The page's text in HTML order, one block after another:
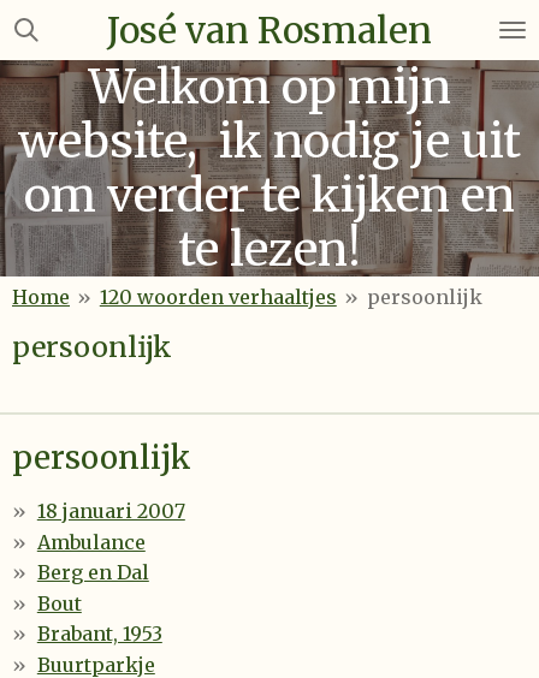
Ga
naar
de
hoofdinhoud
José van Rosmalen
Welkom op mijn
website, ik nodig je uit
om verder te kijken en
te lezen!
Home » 120 woorden verhaaltjes » persoonlijk
persoonlijk
persoonlijk
18 januari 2007
Ambulance
Berg en Dal
Bout
Brabant, 1953
Buurtparkje